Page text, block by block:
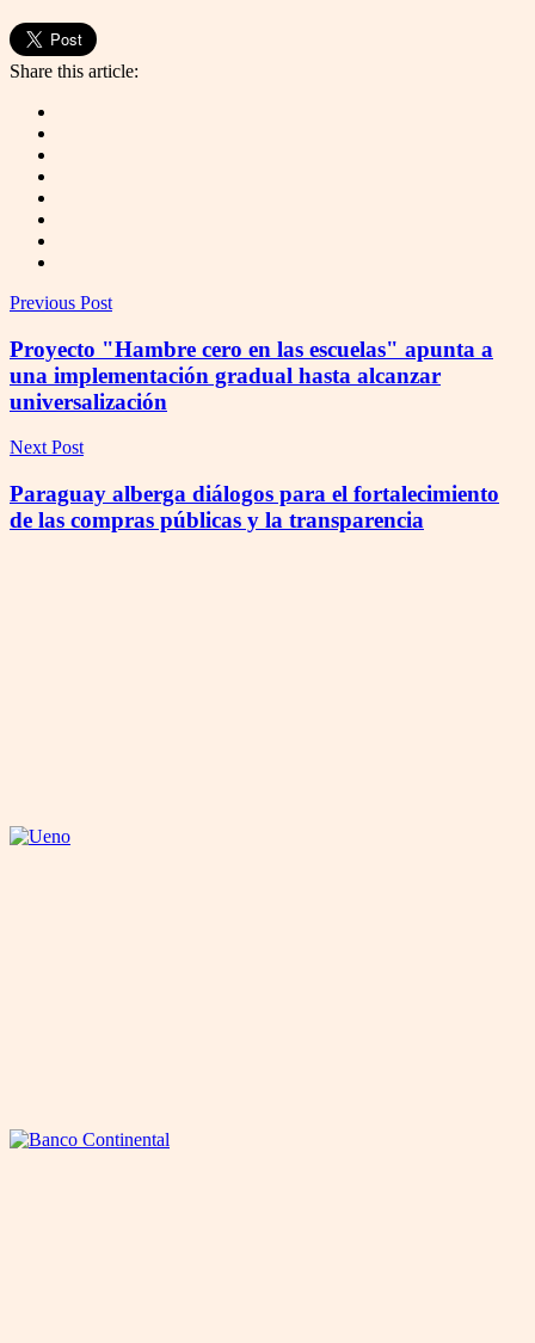
Share this article:
Previous Post
Proyecto "Hambre cero en las escuelas" apunta a
una implementación gradual hasta alcanzar
universalización
Next Post
Paraguay alberga diálogos para el fortalecimiento
de las compras públicas y la transparencia